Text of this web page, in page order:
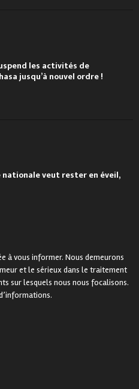
les activités de
jusqu’à nouvel ordre !
nationale veut rester en éveil,
à vous informer. Nous demeurons
et le sérieux dans le traitement
sur lesquels nous nous focalisons.